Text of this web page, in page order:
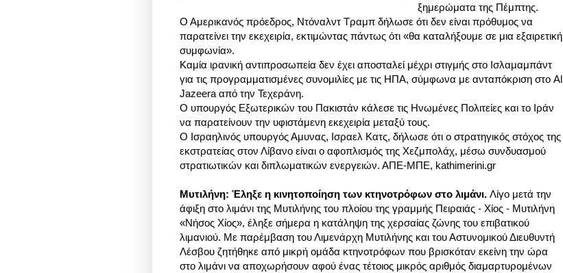
ξημερώματα της Πέμπτης.
Ο Αμερικανός πρόεδρος, Ντόναλντ Τραμπ δήλωσε ότι δεν είναι πρόθυμος να
παρατείνει την εκεχειρία, εκτιμώντας πάντως ότι «θα καταλήξουμε σε μια εξαιρετική
συμφωνία».
Καμία ιρανική αντιπροσωπεία δεν έχει αποσταλεί μέχρι στιγμής στο Iσλαμαμπάντ
για τις προγραμματισμένες συνομιλίες με τις ΗΠΑ, σύμφωνα με ανταπόκριση στο Al
Jazeera από την Τεχεράνη.
Ο υπουργός Εξωτερικών του Πακιστάν κάλεσε τις Ηνωμένες Πολιτείες και το Ιράν
να παρατείνουν την υφιστάμενη εκεχειρία μεταξύ τους.
Ο Ισραηλινός υπουργός Αμυνας, Ισραελ Κατς, δήλωσε ότι ο στρατηγικός στόχος της
εκστρατείας στον Λίβανο είναι ο αφοπλισμός της Χεζμπολάχ, μέσω συνδυασμού
στρατιωτικών και διπλωματικών ενεργειών. ΑΠΕ-ΜΠΕ, kathimerini.gr
Μυτιλήνη: Έληξε η κινητοποίηση των κτηνοτρόφων στο λιμάνι. Λίγο μετά την
άφιξη στο λιμάνι της Μυτιλήνης του πλοίου της γραμμής Πειραιάς - Χίος - Μυτιλήνη
«Νήσος Χίος», έληξε σήμερα η κατάληψη της χερσαίας ζώνης του επιβατικού
λιμανιού. Με παρέμβαση του Λιμενάρχη Μυτιλήνης και του Αστυνομικού Διευθυντή
Λέσβου ζητήθηκε από μικρή ομάδα κτηνοτρόφων που βρισκόταν εκείνη την ώρα
στο λιμάνι να αποχωρήσουν αφού ένας τέτοιος μικρός αριθμός διαμαρτυρομένων